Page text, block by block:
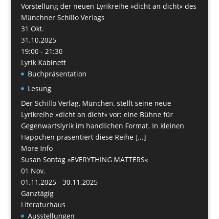
Vorstellung der neuen Lyrikreihe »dicht an dicht« des
Münchner Schillo Verlags
31 Okt.
31.10.2025
19:00 - 21:30
Lyrik Kabinett
Buchpräsentation
Lesung
Der Schillo Verlag, München, stellt seine neue
Lyrikreihe »dicht an dicht« vor: eine Bühne für
Gegenwartslyrik im handlichen Format. In kleinen
Häppchen präsentiert diese Reihe [...]
More Info
Susan Sontag »EVERYTHING MATTERS«
01 Nov.
01.11.2025 - 30.11.2025
Ganztägig
Literaturhaus
Ausstellungen